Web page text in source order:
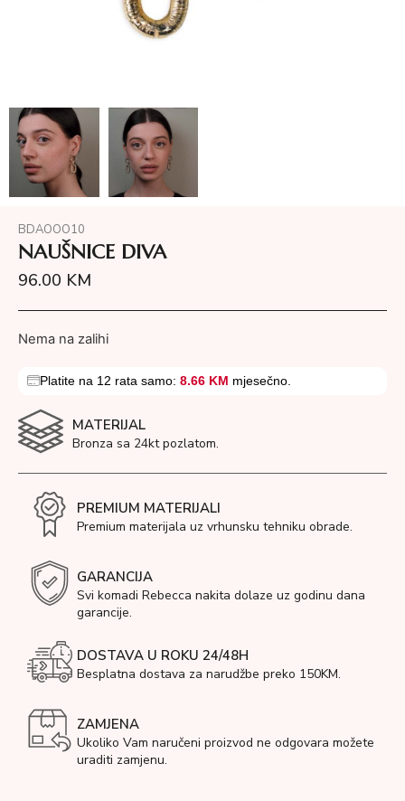
BDAOOO10
NAUŠNICE DIVA
96.00 KM
Nema na zalihi
Platite na 12 rata samo: 8.66 KM mjesečno.
MATERIJAL
Bronza sa 24kt pozlatom.
PREMIUM MATERIJALI
Premium materijala uz vrhunsku tehniku obrade.
GARANCIJA
Svi komadi Rebecca nakita dolaze uz godinu dana
garancije.
DOSTAVA U ROKU 24/48H
Besplatna dostava za narudžbe preko 150KM.
ZAMJENA
Ukoliko Vam naručeni proizvod ne odgovara možete
uraditi zamjenu.